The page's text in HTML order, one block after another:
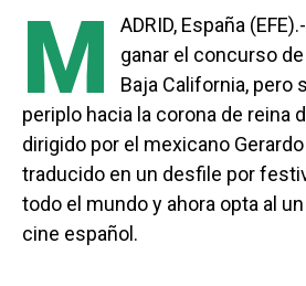
M ADRID, España (EFE).-
ganar el concurso
Baja California, pero
periplo hacia la corona de reina
dirigido por el mexicano
traducido en un desfile por
todo el mundo y ahora opta al
cine español.